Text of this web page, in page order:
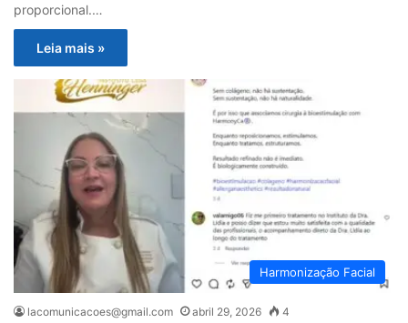
proporcional.…
Leia mais »
Harmonização Facial
lacomunicacoes@gmail.com abril 29, 2026 4